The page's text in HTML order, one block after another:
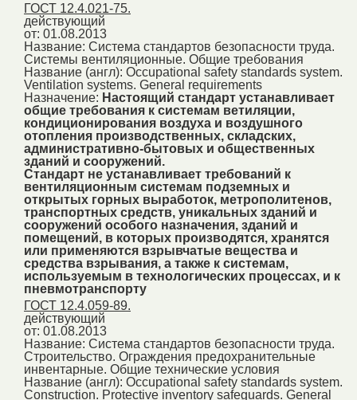
ГОСТ 12.4.021-75.
действующий
от: 01.08.2013
Название: Система стандартов безопасности труда.
Системы вентиляционные. Общие требования
Название (англ): Occupational safety standards system.
Ventilation systems. General requirements
Назначение: Настоящий стандарт устанавливает
общие требования к системам ветиляции,
кондиционирования воздуха и воздушного
отопления производственных, складских,
административно-бытовых и общественных
зданий и сооружений.
Стандарт не устанавливает требований к
вентиляционным системам подземных и
открытых горных выработок, метрополитенов,
транспортных средств, уникальных зданий и
сооружений особого назначения, зданий и
помещений, в которых производятся, хранятся
или применяются взрывчатые вещества и
средства взрывания, а также к системам,
используемым в технологических процессах, и к
пневмотранспорту
ГОСТ 12.4.059-89.
действующий
от: 01.08.2013
Название: Система стандартов безопасности труда.
Строительство. Ограждения предохранительные
инвентарные. Общие технические условия
Название (англ): Occupational safety standards system.
Construction. Protective inventory safeguards. General